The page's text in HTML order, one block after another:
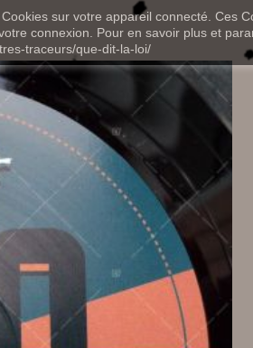
sur votre appareil connecté. Ces
connexion. Pour en savoir plus et
traceurs/que-dit-la-loi/